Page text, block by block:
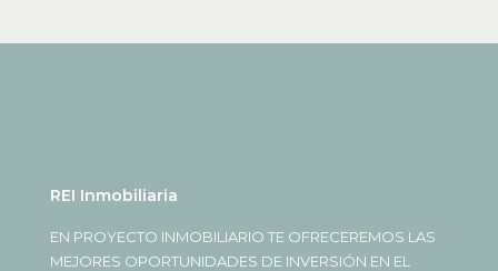
REI Inmobiliaria
EN PROYECTO INMOBILIARIO TE OFRECEREMOS LAS
MEJORES OPORTUNIDADES DE INVERSIÓN EN EL